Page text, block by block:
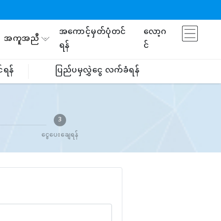
အကူအညီ
အကောင့်မှတ်ပုံတင်
ရန်
လော့ဂ
င်
န် ပြည်ပမှလွှဲငွေ လက်ခံရန်
3
ငွေပေးချေရန်